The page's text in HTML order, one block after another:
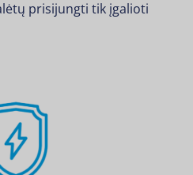
prisijungti tik įgalioti